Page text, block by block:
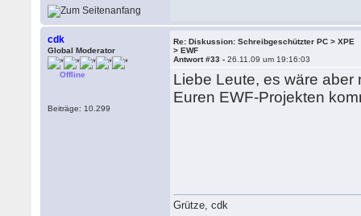
cdk
Global Moderator
Offline
Beiträge: 10.299
Re: Diskussion: Schreibgeschützter PC > XPE
> EWF
Antwort #33 -26.11.09 um 19:16:03
Liebe Leute, es wäre
Euren EWF-Projekten
Grütze, cdk